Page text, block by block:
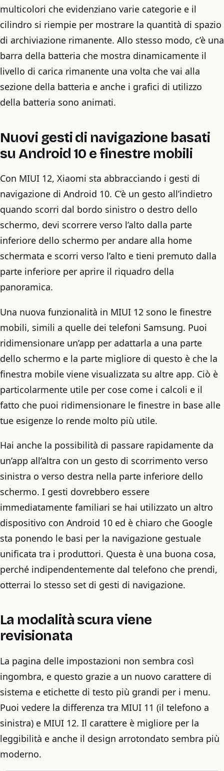
multicolori che evidenziano varie categorie e il
cilindro si riempie per mostrare la quantità di spazio
di archiviazione rimanente. Allo stesso modo, c’è una
barra della batteria che mostra dinamicamente il
livello di carica rimanente una volta che vai alla
sezione della batteria e anche i grafici di utilizzo
della batteria sono animati.
Nuovi gesti di navigazione basati
su Android 10 e finestre mobili
Con MIUI 12, Xiaomi sta abbracciando i gesti di
navigazione di Android 10. C’è un gesto all’indietro
quando scorri dal bordo sinistro o destro dello
schermo, devi scorrere verso l’alto dalla parte
inferiore dello schermo per andare alla home
schermata e scorri verso l’alto e tieni premuto dalla
parte inferiore per aprire il riquadro della
panoramica.
Una nuova funzionalità in MIUI 12 sono le finestre
mobili, simili a quelle dei telefoni Samsung. Puoi
ridimensionare un’app per adattarla a una parte
dello schermo e la parte migliore di questo è che la
finestra mobile viene visualizzata su altre app. Ciò è
particolarmente utile per cose come i calcoli e il
fatto che puoi ridimensionare le finestre in base alle
tue esigenze lo rende molto più utile.
Hai anche la possibilità di passare rapidamente da
un’app all’altra con un gesto di scorrimento verso
sinistra o verso destra nella parte inferiore dello
schermo. I gesti dovrebbero essere
immediatamente familiari se hai utilizzato un altro
dispositivo con Android 10 ed è chiaro che Google
sta ponendo le basi per la navigazione gestuale
unificata tra i produttori. Questa è una buona cosa,
perché indipendentemente dal telefono che prendi,
otterrai lo stesso set di gesti di navigazione.
La modalità scura viene
revisionata
La pagina delle impostazioni non sembra così
ingombra, e questo grazie a un nuovo carattere di
sistema e etichette di testo più grandi per i menu.
Puoi vedere la differenza tra MIUI 11 (il telefono a
sinistra) e MIUI 12. Il carattere è migliore per la
leggibilità e anche il design arrotondato sembra più
moderno.